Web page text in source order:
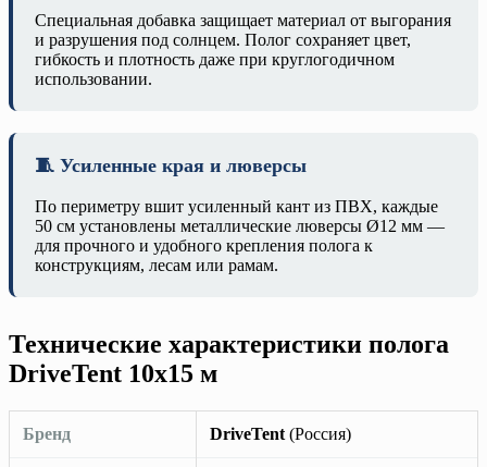
Специальная добавка защищает материал от выгорания
и разрушения под солнцем. Полог сохраняет цвет,
гибкость и плотность даже при круглогодичном
использовании.
🧵 Усиленные края и люверсы
По периметру вшит усиленный кант из ПВХ, каждые
50 см установлены металлические люверсы Ø12 мм —
для прочного и удобного крепления полога к
конструкциям, лесам или рамам.
Технические характеристики полога
DriveTent 10х15 м
Бренд DriveTent (Россия)